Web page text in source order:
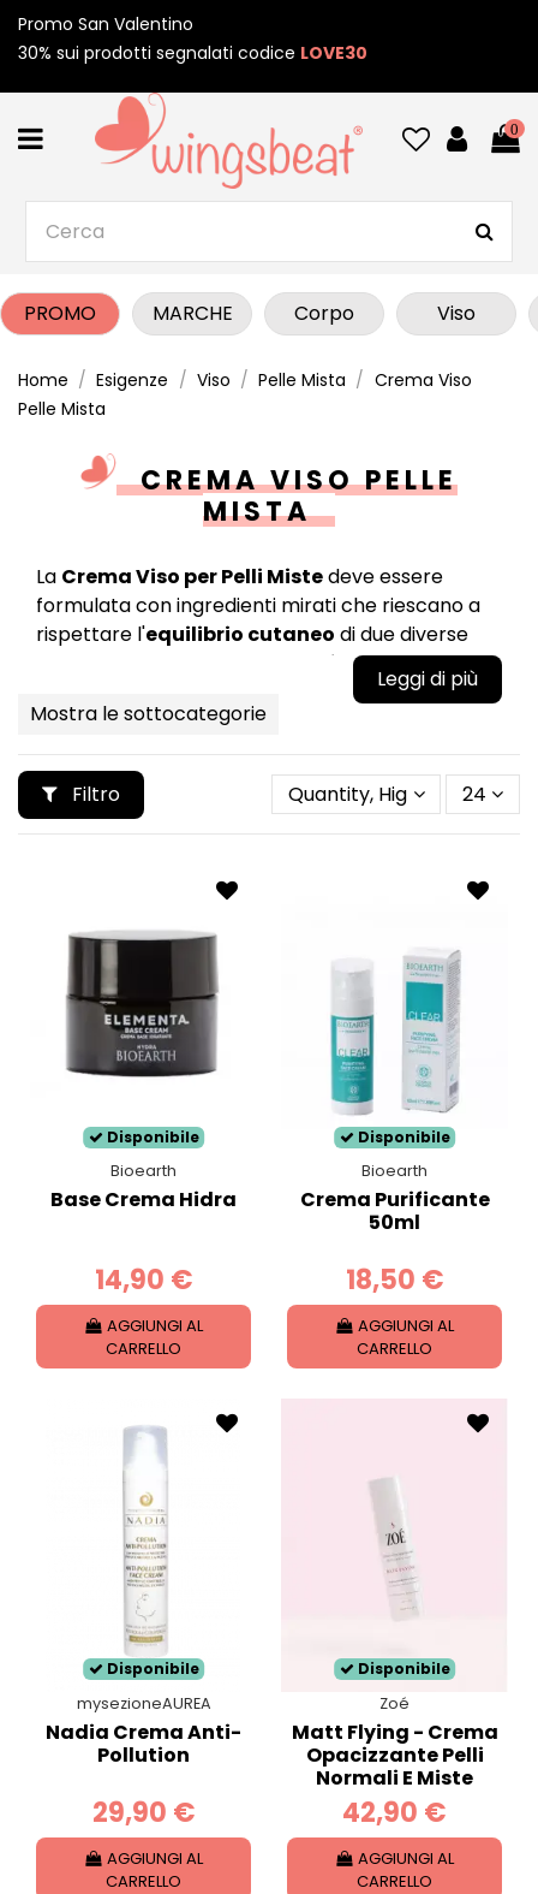
Promo San Valentino
30% sui prodotti segnalati codice LOVE30
0
PROMO MARCHE Corpo Viso
Home Esigenze Viso Pelle Mista
Crema Viso
Pelle Mista
CREMA VISO PELLE
MISTA
La Crema Viso per Pelli Mistedeve essere
formulata con ingredienti mirati che riescano a
rispettare l'equilibrio cutaneo di due diverse
tipologie di pelle, nutrendo la più
seccaed
La pelle mista è una pelle che presenta
dellezone lucide ed affini allapelle grassae
delle zone che si presentanosecchee affini
allapelle secca. Il problema della pelle mista
rimediare alla scarsa produzione di sebo di
eccesso nelle altre zone del viso.
pelle mista
ha bisogno di prodotti specifici,
che riescano ariequilibrare la produzione di
della tua pelle, senza appesantire le zone
lucide e dando la giusta idratazione alla zona
Mostra le sottocategorie
Filtro Quantity, Highest first
24
Disponibile
Bioearth
Base Crema Hidra
14,90 €
AGGIUNGI AL
CARRELLO
Disponibile
Bioearth
Crema Purificante
50ml
18,50 €
AGGIUNGI AL
CARRELLO
Disponibile
mysezioneAUREA
Nadia Crema Anti-
Pollution
29,90 €
AGGIUNGI AL
CARRELLO
Disponibile
Zoé
Matt Flying - Crema
Opacizzante Pelli
Normali E Miste
42,90 €
AGGIUNGI AL
CARRELLO